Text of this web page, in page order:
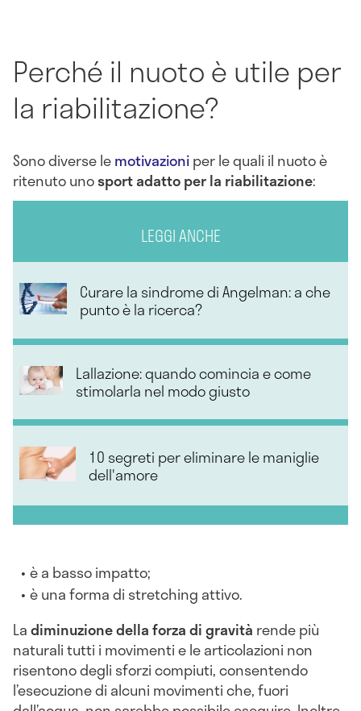
Perché il nuoto è utile per
la riabilitazione?
Sono diverse lemotivazioniper le quali il nuoto è
ritenuto unosport adatto per la riabilitazione:
LEGGI ANCHE
Curare la sindrome di Angelman: a che
punto è la ricerca?
Lallazione: quando comincia e come
stimolarla nel modo giusto
10 segreti per eliminare le maniglie
dell'amore
è a basso impatto;
è una forma di stretching attivo.
Ladiminuzione della forza di gravità rende più
naturali tutti i movimenti e le articolazioni non
risentono degli sforzi compiuti, consentendo
l’esecuzione di alcuni movimenti che, fuori